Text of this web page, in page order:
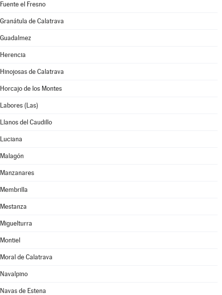
Fuente el Fresno
Granátula de Calatrava
Guadalmez
Herencia
Hinojosas de Calatrava
Horcajo de los Montes
Labores (Las)
Llanos del Caudillo
Luciana
Malagón
Manzanares
Membrilla
Mestanza
Miguelturra
Montiel
Moral de Calatrava
Navalpino
Navas de Estena